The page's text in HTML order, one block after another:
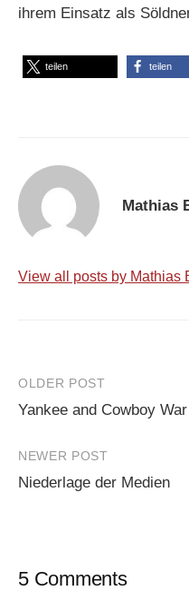
ihrem Einsatz als
teilen teilen
Mathias
View all posts by Mathias
Post
navigation
OLDER POST
Yankee and Cowboy
NEWER POST
Niederlage der Medien
5 Comments